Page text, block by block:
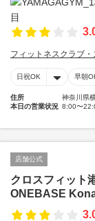
フィットネスクラブ
日祝OK 早朝
住所
神奈川県
本日の営業状況 8:00〜
店舗公式
クロスフィット
ONEBASE